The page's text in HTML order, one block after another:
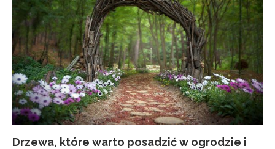
Drzewa, które warto posadzić w ogrodzie i